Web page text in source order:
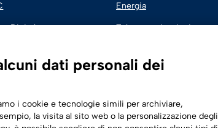
Digitale
| Identità Digitale
Energia
Telecomunicazioni
dati personali dei
i cookie e tecnologie simili per archiviare,
la visita al sito web o la personalizzazione degli